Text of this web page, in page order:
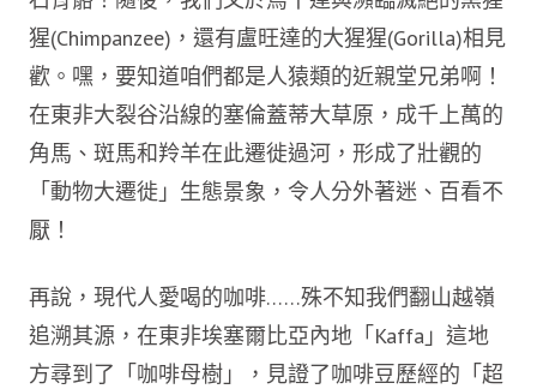
猩(Chimpanzee)，還有盧旺達的大猩猩(Gorilla)相見
歡。嘿，要知道咱們都是人猿類的近親堂兄弟啊！
在東非大裂谷沿線的塞倫蓋蒂大草原，成千上萬的
角馬、斑馬和羚羊在此遷徙過河，形成了壯觀的
「動物大遷徙」生態景象，令人分外著迷、百看不
厭！
再說，現代人愛喝的咖啡……殊不知我們翻山越嶺
追溯其源，在東非埃塞爾比亞內地「Kaffa」這地
方尋到了「咖啡母樹」，見證了咖啡豆歷經的「超